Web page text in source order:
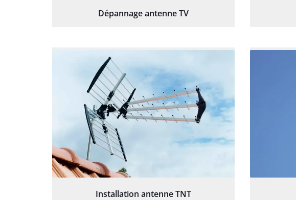
Dépannage antenne TV
Installation antenne TNT